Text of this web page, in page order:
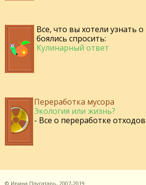
Все, что вы хотели узнать
боялись спросить:
Кулинарный ответ
Переработка мусора
Экология или жизнь?
- Все о переработке
© Ирина Плугатарь, 2007-2019.